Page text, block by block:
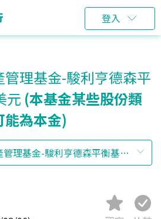
登入
理基金-駿利亨德森平
元 (本基金某些股份類
為本金)